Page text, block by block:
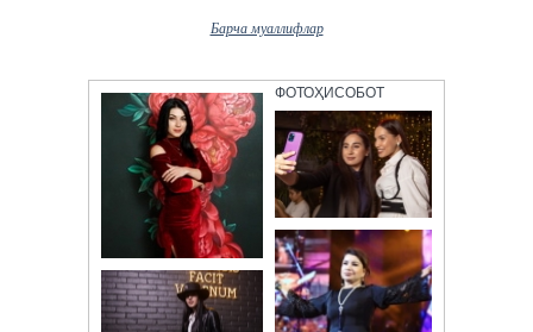
Барча муаллифлар
ФОТОҲИСОБОТ